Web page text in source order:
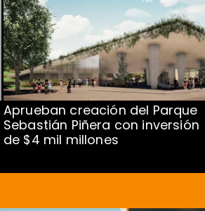
Aprueban creación del Parque
Sebastián Piñera con inversión
de $4 mil millones